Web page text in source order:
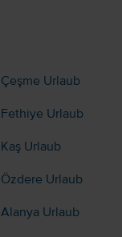
Çeşme Urlaub
Fethiye Urlaub
Kaş Urlaub
Özdere Urlaub
Alanya Urlaub